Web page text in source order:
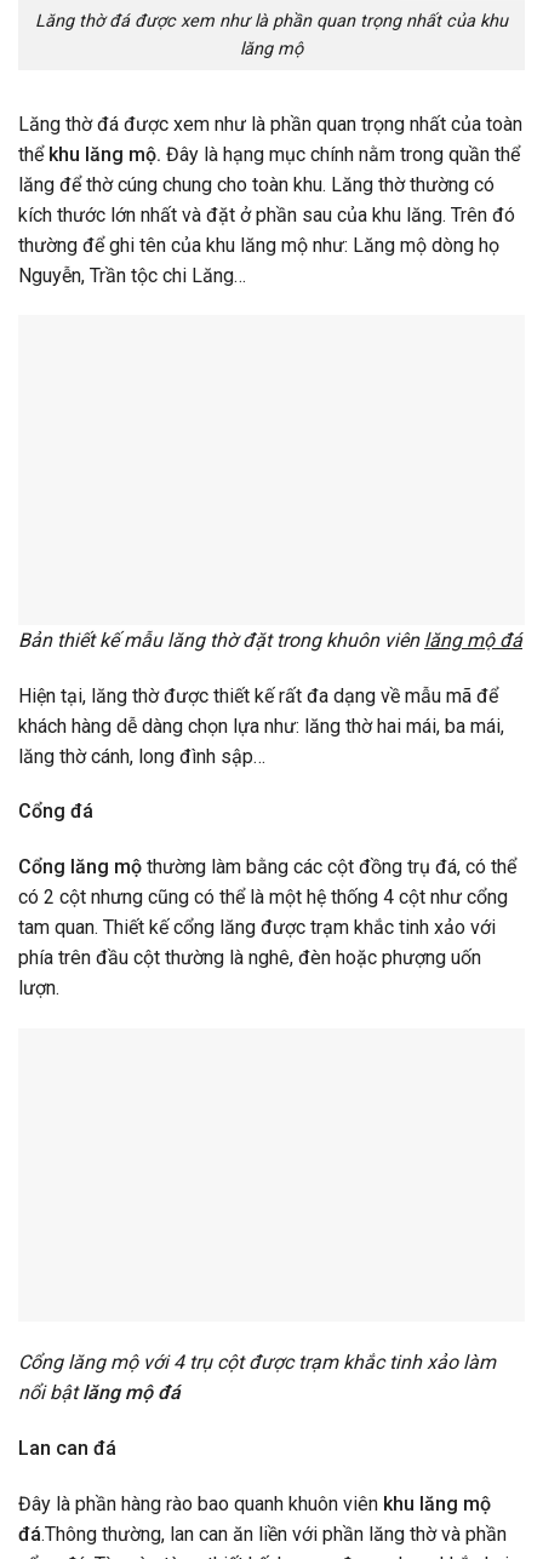
Lăng thờ đá được xem như là phần quan trọng nhất của khu
lăng mộ
Lăng thờ đá được xem như là phần quan trọng nhất của toàn
thể khu lăng mộ. Đây là hạng mục chính nằm trong quần thể
lăng để thờ cúng chung cho toàn khu. Lăng thờ thường có
kích thước lớn nhất và đặt ở phần sau của khu lăng. Trên đó
thường để ghi tên của khu lăng mộ như: Lăng mộ dòng họ
Nguyễn, Trần tộc chi Lăng…
Bản thiết kế mẫu lăng thờ đặt trong khuôn viên lăng mộ đá
Hiện tại, lăng thờ được thiết kế rất đa dạng về mẫu mã để
khách hàng dễ dàng chọn lựa như: lăng thờ hai mái, ba mái,
lăng thờ cánh, long đình sập…
Cổng đá
Cổng lăng mộ thường làm bằng các cột đồng trụ đá, có thể
có 2 cột nhưng cũng có thể là một hệ thống 4 cột như cổng
tam quan. Thiết kế cổng lăng được trạm khắc tinh xảo với
phía trên đầu cột thường là nghê, đèn hoặc phượng uốn
lượn.
Cổng lăng mộ với 4 trụ cột được trạm khắc tinh xảo làm
nổi bậtlăng mộ đá
Lan can đá
Đây là phần hàng rào bao quanh khuôn viên khu lăng mộ
đá.Thông thường, lan can ăn liền với phần lăng thờ và phần